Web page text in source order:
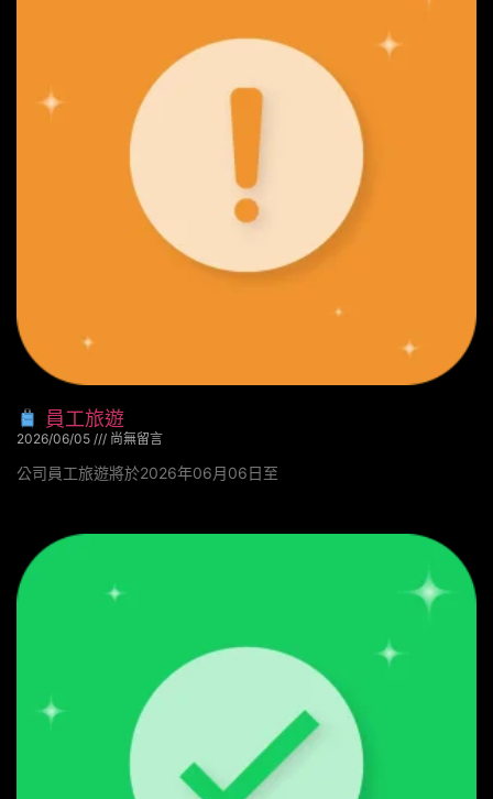
員工旅遊
2026/06/05 尚無留言
公司員工旅遊將於2026年06月06日至